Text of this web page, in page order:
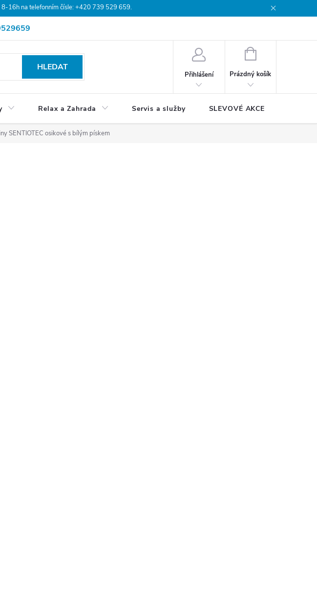
8-16h na telefonním čísle: +420 739 529 659.
a platba
HLEDAT
Přihlášení
NÁKUPNÍ
Prázdný košík
Relax a Zahrada Servis a služby SLEVOVÉ AKCE
SENTIOTEC osikové s bílým pískem